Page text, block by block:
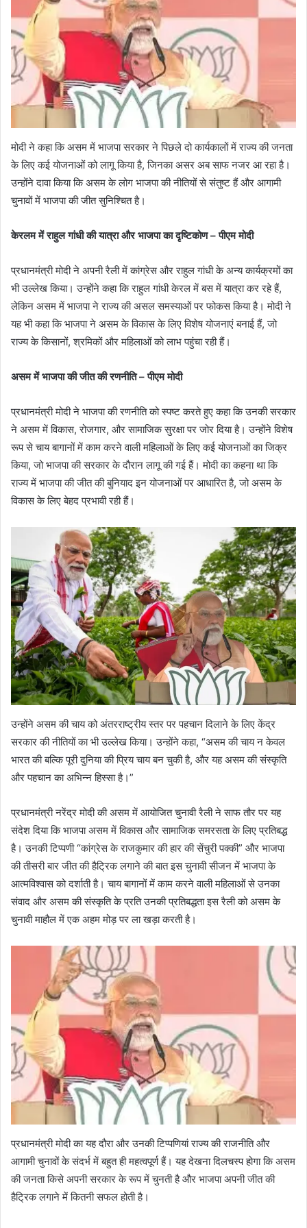
मोदी ने कहा कि असम में भाजपा सरकार ने पिछले दो कार्यकालों में राज्य की जनता
के लिए कई योजनाओं को लागू किया है, जिनका असर अब साफ नजर आ रहा है।
उन्होंने दावा किया कि असम के लोग भाजपा की नीतियों से संतुष्ट हैं और आगामी
चुनावों में भाजपा की जीत सुनिश्चित है।
केरलम में राहुल गांधी की यात्रा और भाजपा का दृष्टिकोण – पीएम मोदी
प्रधानमंत्री मोदी ने अपनी रैली में कांग्रेस और राहुल गांधी के अन्य कार्यक्रमों का
भी उल्लेख किया। उन्होंने कहा कि राहुल गांधी केरल में बस में यात्रा कर रहे हैं,
लेकिन असम में भाजपा ने राज्य की असल समस्याओं पर फोकस किया है। मोदी ने
यह भी कहा कि भाजपा ने असम के विकास के लिए विशेष योजनाएं बनाई हैं, जो
राज्य के किसानों, श्रमिकों और महिलाओं को लाभ पहुंचा रही हैं।
असम में भाजपा की जीत की रणनीति – पीएम मोदी
प्रधानमंत्री मोदी ने भाजपा की रणनीति को स्पष्ट करते हुए कहा कि उनकी सरकार
ने असम में विकास, रोजगार, और सामाजिक सुरक्षा पर जोर दिया है। उन्होंने विशेष
रूप से चाय बागानों में काम करने वाली महिलाओं के लिए कई योजनाओं का जिक्र
किया, जो भाजपा की सरकार के दौरान लागू की गई हैं। मोदी का कहना था कि
राज्य में भाजपा की जीत की बुनियाद इन योजनाओं पर आधारित है, जो असम के
विकास के लिए बेहद प्रभावी रही हैं।
उन्होंने असम की चाय को अंतरराष्ट्रीय स्तर पर पहचान दिलाने के लिए केंद्र
सरकार की नीतियों का भी उल्लेख किया। उन्होंने कहा, “असम की चाय न केवल
भारत की बल्कि पूरी दुनिया की प्रिय चाय बन चुकी है, और यह असम की संस्कृति
और पहचान का अभिन्न हिस्सा है।”
प्रधानमंत्री नरेंद्र मोदी की असम में आयोजित चुनावी रैली ने साफ तौर पर यह
संदेश दिया कि भाजपा असम में विकास और सामाजिक समरसता के लिए प्रतिबद्ध
है। उनकी टिप्पणी “कांग्रेस के राजकुमार की हार की सेंचुरी पक्की” और भाजपा
की तीसरी बार जीत की हैट्रिक लगाने की बात इस चुनावी सीजन में भाजपा के
आत्मविश्वास को दर्शाती है। चाय बागानों में काम करने वाली महिलाओं से उनका
संवाद और असम की संस्कृति के प्रति उनकी प्रतिबद्धता इस रैली को असम के
चुनावी माहौल में एक अहम मोड़ पर ला खड़ा करती है।
प्रधानमंत्री मोदी का यह दौरा और उनकी टिप्पणियां राज्य की राजनीति और
आगामी चुनावों के संदर्भ में बहुत ही महत्वपूर्ण हैं। यह देखना दिलचस्प होगा कि असम
की जनता किसे अपनी सरकार के रूप में चुनती है और भाजपा अपनी जीत की
हैट्रिक लगाने में कितनी सफल होती है।